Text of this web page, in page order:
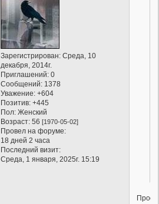
Зарегистрирован: Среда, 10
декабря, 2014г.
Приглашений: 0
Сообщений: 1378
Уважение: +604
Позитив: +445
Пол: Женский
Возраст: 56[1970-05-02]
Провел на форуме:
18 дней 2 часа
Последний визит:
Среда, 1 января, 2025г. 15:19